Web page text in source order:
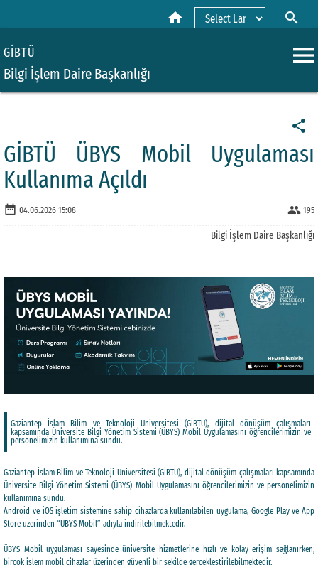
home search
GİBTÜ
Bilgi İşlem Daire Başkanlığı
menu
share
GİBTÜ ÜBYS Mobil Uygulaması
Kullanıma Açıldı
date_range 04.06.2026 15:08 people 195
Bilgi İşlem Daire Başkanlığı
Gaziantep İslam Bilim ve Teknoloji Üniversitesi (GİBTÜ), dijital dönüşüm çalışmaları
kapsamında Üniversite Bilgi Yönetim Sistemi (ÜBYS) Mobil Uygulamasını öğrencilerimizin ve
personelimizin kullanımına sundu.
Gaziantep İslam Bilim ve Teknoloji Üniversitesi (GİBTÜ), dijital dönüşüm çalışmaları kapsamında
Üniversite Bilgi Yönetim Sistemi (ÜBYS) Mobil Uygulamasını öğrencilerimizin ve personelimizin
kullanımına sundu.
Android ve iOS işletim sistemine sahip cihazlarda kullanılabilen uygulama, Google Play ve App
Store üzerinden “UBYS Mobil” adıyla indirilebilmektedir.
ÜBYS Mobil uygulaması sayesinde üniversite hizmetlerine hızlı ve kolay erişim sağlanırken,
birçok işlem mobil cihazlar üzerinden güvenli bir şekilde gerçekleştirilebilmektedir.